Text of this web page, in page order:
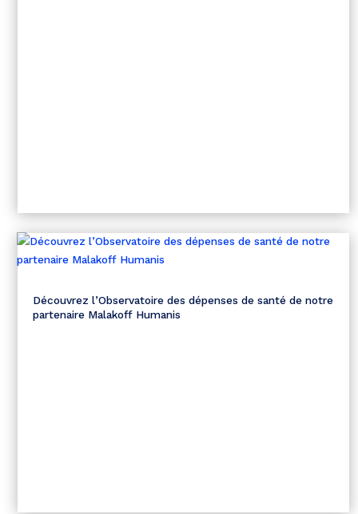
Découvrez l’Observatoire des dépenses de santé de notre
partenaire Malakoff Humanis